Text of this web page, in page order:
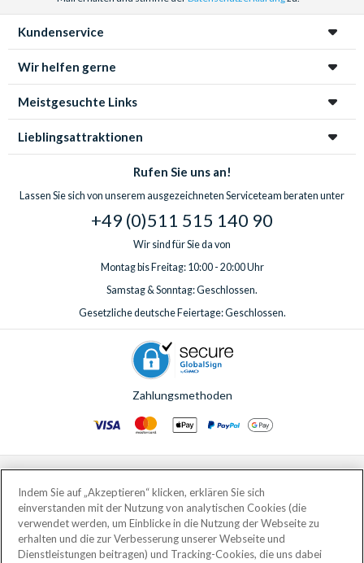
Kundenservice
Wir helfen gerne
Meistgesuchte Links
Lieblingsattraktionen
Rufen Sie uns an!
Lassen Sie sich von unserem ausgezeichneten Serviceteam beraten unter
+49 (0)511 515 140 90
Wir sind für Sie da von
Montag bis Freitag: 10:00 - 20:00 Uhr
Samstag & Sonntag: Geschlossen.
Gesetzliche deutsche Feiertage: Geschlossen.
Zahlungsmethoden
© AttractionTickets.com 2002 - 2026
Eingetragener Firmensitz: 2nd Floor Nucleus House, 2 Lower Mortlake Road,
Richmond, United Kingdom, TW9 2JA.
AttractionTickets.com is a trading name of Attraction Tickets LTD, who are
the owners of UK Trademark Registration Nos. 3427114 and 3427117.
Registered in England with registered number 4390984 and VAT Number
Indem Sie auf „Akzeptieren“ klicken, erklären Sie sich
einverstanden mit der Nutzung von analytischen Cookies (die
verwendet werden, um Einblicke in die Nutzung der Webseite zu
erhalten und die zur Verbesserung unserer Webseite und
Dienstleistungen beitragen) und Tracking-Cookies, die uns dabei